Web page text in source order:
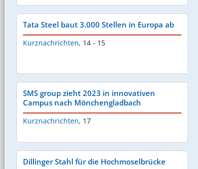
Tata Steel baut 3.000 Stellen in Europa ab
Kurznachrichten, 14 - 15
SMS group zieht 2023 in innovativen
Campus nach Mönchengladbach
Kurznachrichten, 17
Dillinger Stahl für die Hochmoselbrücke